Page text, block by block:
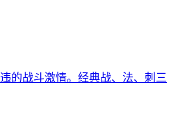
的战斗激情。经典战、法、刺三